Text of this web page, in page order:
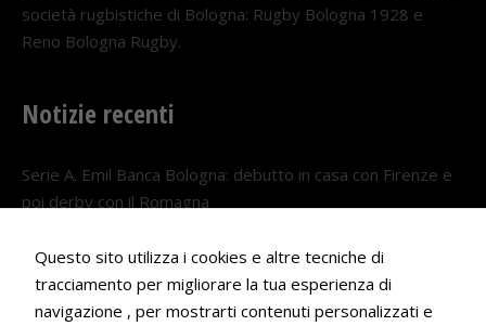
società rugbistiche di Bologna: Rugby Bologna 1928 e
Reno Bologna Rugby.
Notizie recenti
Serie A. Emil Banca Bologna: debutto in casa con Firenze e
poi derby con il Romagna
Serie A. Il Bologna nel girone veneto
29 LUGLIO 2026
Questo sito utilizza i cookies e altre tecniche di
tracciamento per migliorare la tua esperienza di
navigazione , per mostrarti contenuti personalizzati e